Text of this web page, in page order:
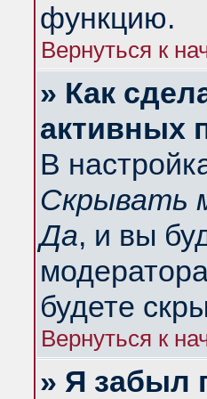
функцию.
Вернуться к
» Как
активных
В
Скрывать
Да, и вы
будете
Вернуться к
» Я забыл